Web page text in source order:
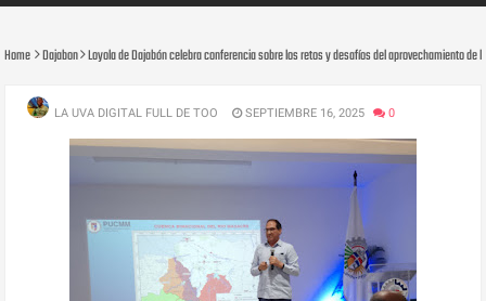
Home Dajabon Loyola de Dajabón celebra conferencia sobre los retos y desafíos del aprovechamiento de
LA UVA DIGITAL FULL DE TOO SEPTIEMBRE 16, 2025 0